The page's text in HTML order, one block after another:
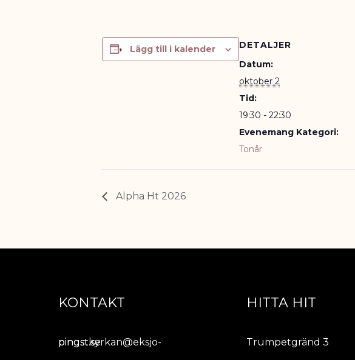
Lägg till i kalender
DETALJER
Datum:
oktober 2
Tid:
19:30 - 22:30
Evenemang Kategori:
Tonår
Alpha Ht 2026
KONTAKT
pingstkyrkan@eksjo-pingst.se
HITTA HIT
Trumpetgränd 3